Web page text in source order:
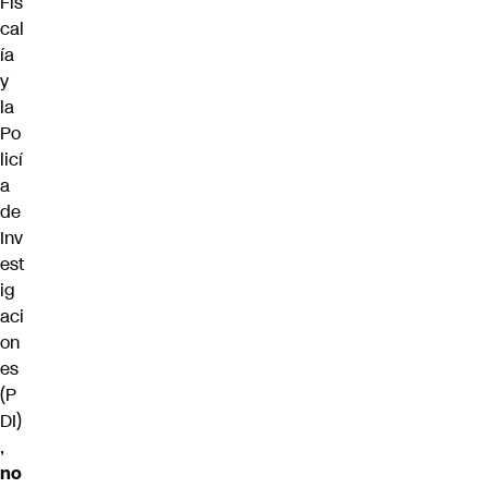
cal
ía
y
la
Po
licí
a
de
Inv
est
ig
aci
on
es
(P
DI)
,
no